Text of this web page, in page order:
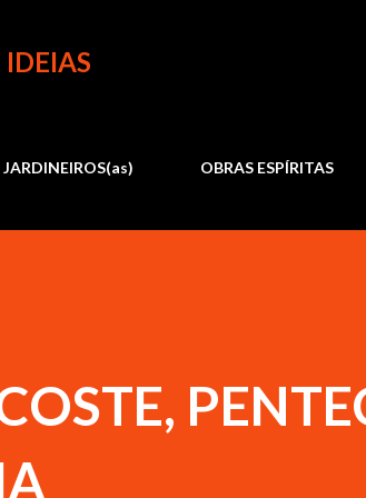
JARDINEIROS(as) OBRAS ESPÍRITAS